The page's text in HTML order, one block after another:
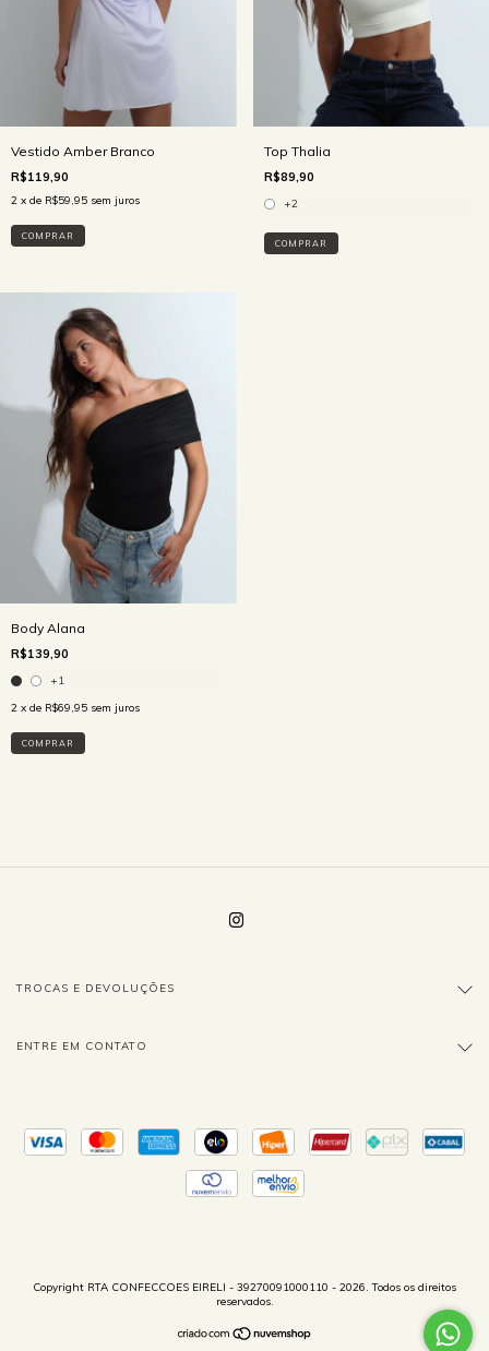
Vestido Amber Branco
R$119,90
2 x de R$59,95 sem juros
COMPRAR
Top Thalia
R$89,90
+2
COMPRAR
Body Alana
R$139,90
+1
2 x de R$69,95 sem juros
COMPRAR
TROCAS E DEVOLUÇÕES
ENTRE EM CONTATO
Copyright RTA CONFECCOES EIRELI - 39270091000110 - 2026. Todos os direitos
reservados.